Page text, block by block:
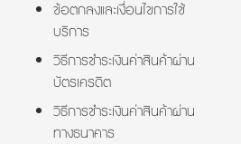
ข้อตกลงและเงื่อนไขการใช้
บริการ
วิธีการชำระเงินค่าสินค้าผ่าน
บัตรเครดิต
วิธีการชำระเงินค่าสินค้าผ่าน
ทางธนาคาร